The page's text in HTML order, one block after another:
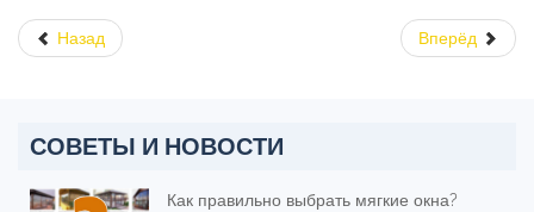
Назад Вперёд
СОВЕТЫ И НОВОСТИ
Как правильно выбрать мягкие окна?